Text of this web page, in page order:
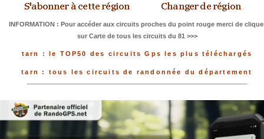
INFORMATION : Pour accéder aux circuits proches du point rouge merci de
sur Carte de tous les circuits du 81 >>>
tarn : le TOP50 des circuits Gps les plus téléchargés
tarn : tous les circuits de randonnée du département